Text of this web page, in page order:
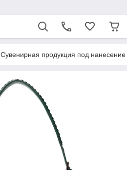
Сувенирная продукция под нанесение